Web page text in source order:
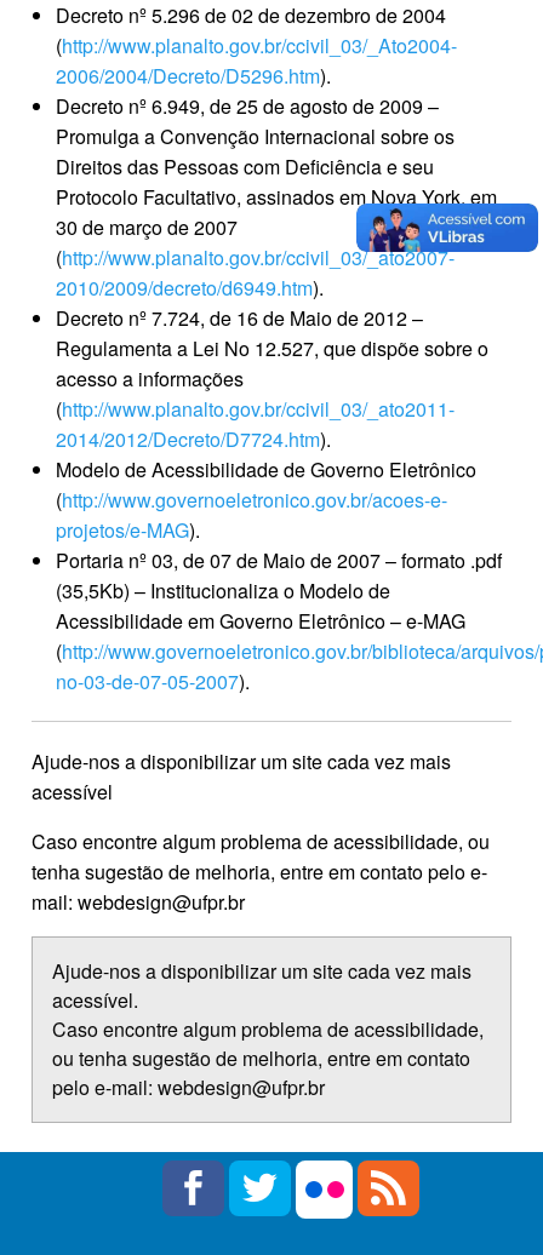
Decreto nº 5.296 de 02 de dezembro de 2004
(http://www.planalto.gov.br/ccivil_03/_Ato2004-
2006/2004/Decreto/D5296.htm).
Decreto nº 6.949, de 25 de agosto de 2009 –
Promulga a Convenção Internacional sobre os
Direitos das Pessoas com Deficiência e seu
Protocolo Facultativo, assinados em Nova York, em
30 de março de 2007
(http://www.planalto.gov.br/ccivil_03/_ato2007-
2010/2009/decreto/d6949.htm).
Decreto nº 7.724, de 16 de Maio de 2012 –
Regulamenta a Lei No 12.527, que dispõe sobre o
acesso a informações
(http://www.planalto.gov.br/ccivil_03/_ato2011-
2014/2012/Decreto/D7724.htm).
Modelo de Acessibilidade de Governo Eletrônico
(http://www.governoeletronico.gov.br/acoes-e-
projetos/e-MAG).
Portaria nº 03, de 07 de Maio de 2007 – formato .pdf
(35,5Kb) – Institucionaliza o Modelo de
Acessibilidade em Governo Eletrônico – e-MAG
(http://www.governoeletronico.gov.br/biblioteca/
no-03-de-07-05-2007).
Ajude-nos a disponibilizar um site cada vez mais
acessível
Caso encontre algum problema de acessibilidade, ou
tenha sugestão de melhoria, entre em contato pelo e-
mail: webdesign@ufpr.br
Ajude-nos a disponibilizar um site cada vez mais
acessível.
Caso encontre algum problema de acessibilidade,
ou tenha sugestão de melhoria, entre em contato
pelo e-mail: webdesign@ufpr.br